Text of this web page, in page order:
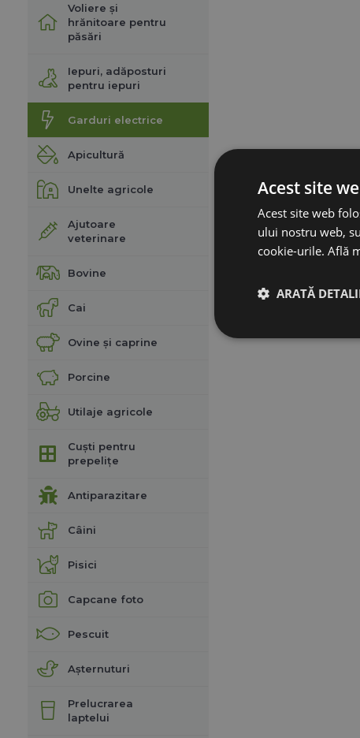
Voliere și
hrănitoare pentru
păsări
Iepuri, adăposturi
pentru iepuri
Garduri electrice
Apicultură
Unelte agricole
Ajutoare
veterinare
Bovine
Cai
Ovine și caprine
Porcine
Utilaje agricole
Cuști pentru
prepelițe
Antiparazitare
Câini
Pisici
Capcane foto
Pescuit
Așternuturi
Prelucrarea
laptelui
Acest site
Acest site web
ului nostru web,
cookie-urile. Află
ARATĂ